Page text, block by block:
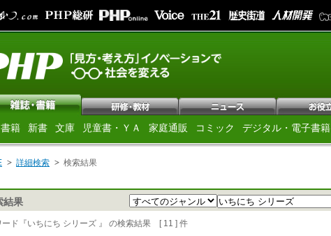
書籍 新書 文庫 児童書・ＹＡ 家庭通販 コミック デジタル・電子書籍
詳細検索
検索結果
結果
ード『いちにち シリーズ 』 の検索結果 [ 11 ] 件